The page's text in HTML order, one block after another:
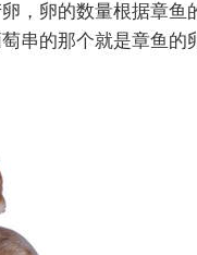
，卵的数量根据章鱼
串的那个就是章鱼的